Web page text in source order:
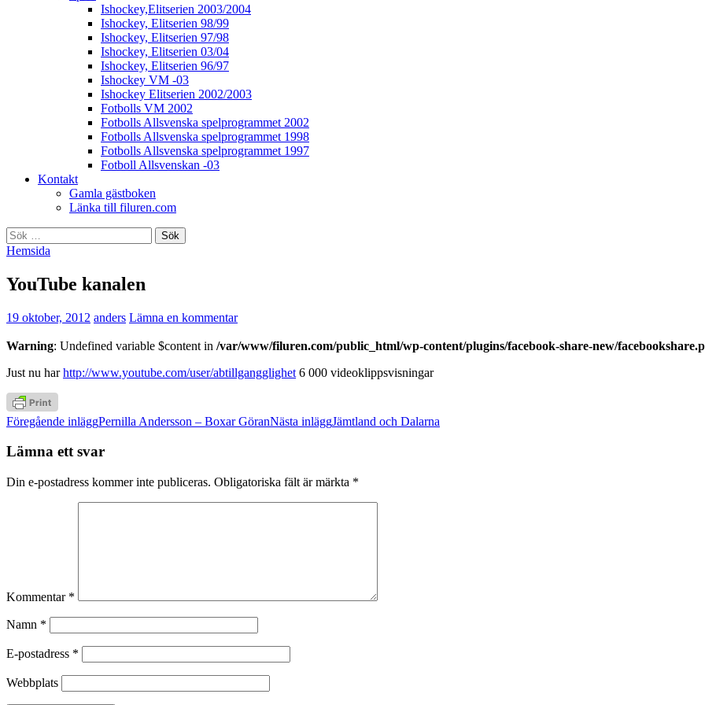
Ishockey,Elitserien 2003/2004
Ishockey, Elitserien 98/99
Ishockey, Elitserien 97/98
Ishockey, Elitserien 03/04
Ishockey, Elitserien 96/97
Ishockey VM -03
Ishockey Elitserien 2002/2003
Fotbolls VM 2002
Fotbolls Allsvenska spelprogrammet 2002
Fotbolls Allsvenska spelprogrammet 1998
Fotbolls Allsvenska spelprogrammet 1997
Fotboll Allsvenskan -03
Kontakt
Gamla gästboken
Länka till filuren.com
Sök
efter:
Hemsida
YouTube kanalen
19 oktober, 2012 anders Lämna en kommentar
Warning: Undefined variable $content in /var/www/filuren.com/public_html/wp-content/plugins/facebook-share-new/
Just nu harhttp://www.youtube.com/user/abtillgangglighet 6 000 videoklippsvisningar
Inläggsnavigering
Föregående inläggPernilla Andersson – Boxar GöranNästa inläggJämtland och Dalarna
Lämna ett svar
Din e-postadress kommer inte publiceras. Obligatoriska fält är märkta *
Kommentar *
Namn *
E-postadress *
Webbplats